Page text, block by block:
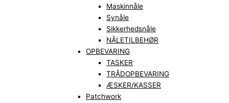
Maskinnåle
Synåle
Sikkerhedsnåle
NÅLETILBEHØR
OPBEVARING
TASKER
TRÅDOPBEVARING
ÆSKER/KASSER
Patchwork